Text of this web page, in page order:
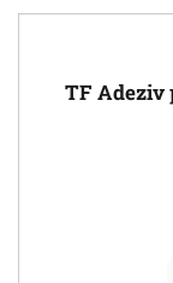
TF Adeziv